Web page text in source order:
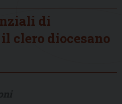
di
clero diocesano